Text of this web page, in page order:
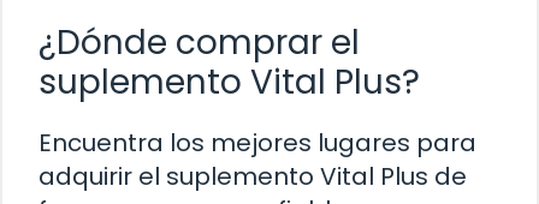
¿Dónde comprar el
suplemento Vital Plus?
Encuentra los mejores lugares para
adquirir el suplemento Vital Plus de